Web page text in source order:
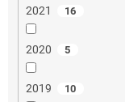
2021 16
2020 5
2019 10